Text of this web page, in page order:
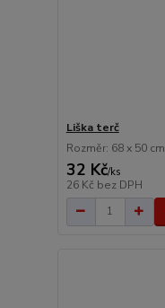
Liška terč
Rozměr: 68 x 50 cm
32 Kč/ks
26 Kč bez DPH